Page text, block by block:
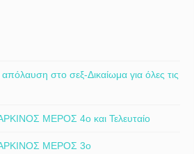
στο σεξ-Δικαίωμα για όλες τις
ΜΕΡΟΣ 4ο και Τελευταίο
ΜΕΡΟΣ 3ο